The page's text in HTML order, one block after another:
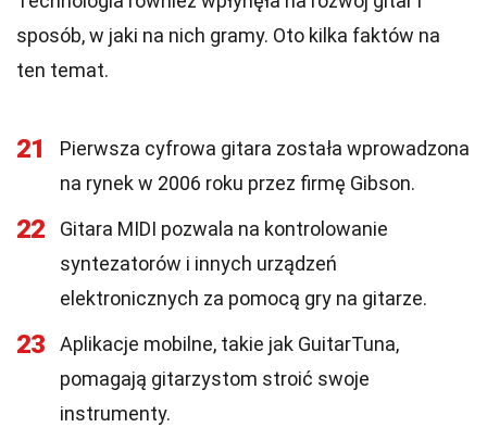
sposób, w jaki na nich gramy. Oto kilka faktów na
ten temat.
21
Pierwsza cyfrowa gitara została wprowadzona
na rynek w 2006 roku przez firmę Gibson.
22
Gitara MIDI pozwala na kontrolowanie
syntezatorów i innych urządzeń
elektronicznych za pomocą gry na gitarze.
23
Aplikacje mobilne, takie jak GuitarTuna,
pomagają gitarzystom stroić swoje
instrumenty.